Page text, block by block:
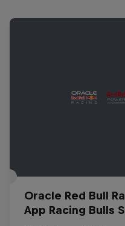
Oracle Red Bull
App Racing Bulls